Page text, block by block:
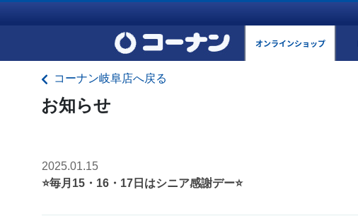
オンラインショップ
コーナン岐阜店へ戻る
お知らせ
2025.01.15
⭐毎月15・16・17日はシニア感謝デー⭐